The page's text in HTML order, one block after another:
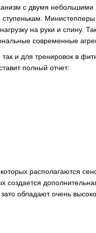
с двумя
на руки и спину.
современные
и для тренировок в
полный отчет:
располагаются
обладают очень